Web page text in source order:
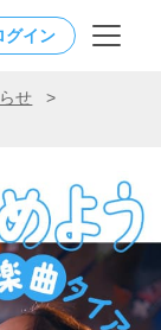
グイン
せ
>